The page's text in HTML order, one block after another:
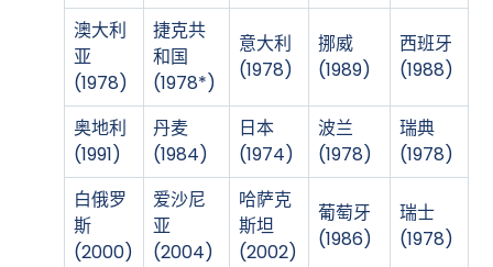
澳大利
亚
(1978)
捷克共
和国
(1978*)
意大利
(1978)
挪威
(1989)
西班牙
(1988)
奥地利
(1991)
丹麦
(1984)
日本
(1974)
波兰
(1978)
瑞典
(1978)
白俄罗
斯
(2000)
爱沙尼
亚
(2004)
哈萨克
斯坦
(2002)
葡萄牙
(1986)
瑞士
(1978)